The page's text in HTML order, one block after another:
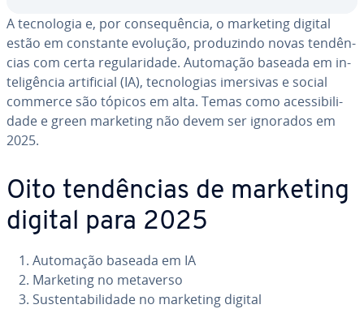
A tec­no­lo­gia e, por con­sequên­cia, o marketing digital
estão em constante evolução, pro­du­zindo novas ten­dên­
cias com certa re­gu­la­ri­dade. Automação baseada em in­
te­li­gên­cia ar­ti­fi­cial (IA), tec­no­lo­gias imersivas e social
commerce são tópicos em alta. Temas como aces­si­bi­li­
dade e green marketing não devem ser ignorados em
2025.
Oito ten­dên­cias de marketing
digital para 2025
Automação baseada em IA
Marketing no metaverso
Sus­ten­ta­bi­li­dade no marketing digital